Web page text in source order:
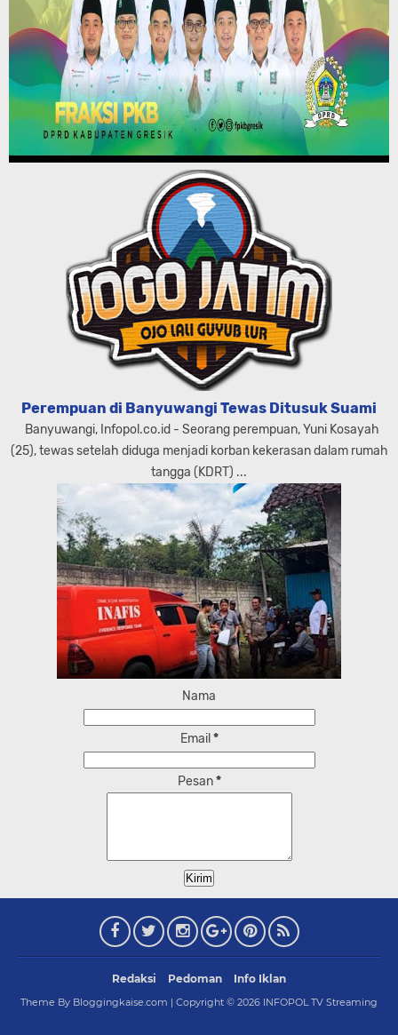
Perempuan di Banyuwangi Tewas Ditusuk Suami
Banyuwangi, Infopol.co.id - Seorang perempuan, Yuni Kosayah
(25), tewas setelah diduga menjadi korban kekerasan dalam rumah
tangga (KDRT) ...
Nama
Email *
Pesan*
Redaksi Pedoman Info Iklan
Theme By Bloggingkaise.com | Copyright © 2026 INFOPOL TV Streaming